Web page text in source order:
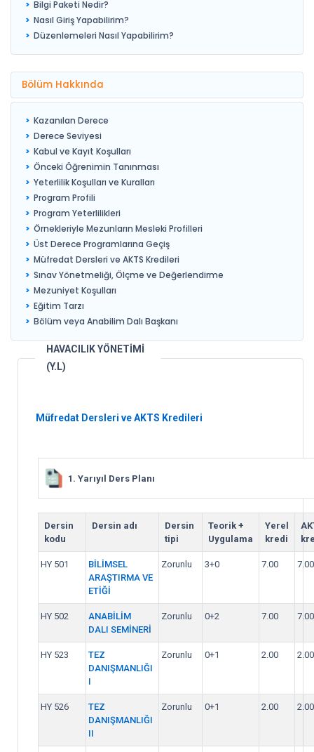
Bilgi Paketi Nedir?
Nasıl Giriş Yapabilirim?
Düzenlemeleri Nasıl Yapabilirim?
Bölüm Hakkında
Kazanılan Derece
Derece Seviyesi
Kabul ve Kayıt Koşulları
Önceki Öğrenimin Tanınması
Yeterlilik Koşulları ve Kuralları
Program Profili
Program Yeterlilikleri
Örnekleriyle Mezunların Mesleki Profilleri
Üst Derece Programlarına Geçiş
Müfredat Dersleri ve AKTS Kredileri
Sınav Yönetmeliği, Ölçme ve Değerlendirme
Mezuniyet Koşulları
Eğitim Tarzı
Bölüm veya Anabilim Dalı Başkanı
HAVACILIK YÖNETİMİ
(Y.L)
Müfredat Dersleri ve AKTS Kredileri
1. Yarıyıl Ders Planı
Dersin
kodu
Dersin adı
Dersin
tipi
Teorik +
Uygulama
Yerel
kredi
HY 501
BİLİMSEL
ARAŞTIRMA VE
ETİĞİ
Zorunlu 3+0 7.00 7.00
HY 502
ANABİLİM
DALI SEMİNERİ
Zorunlu 0+2 7.00 7.00
HY 523
TEZ
DANIŞMANLIĞI
I
Zorunlu 0+1 2.00 2.00
HY 526
TEZ
DANIŞMANLIĞI
II
Zorunlu 0+1 2.00 2.00